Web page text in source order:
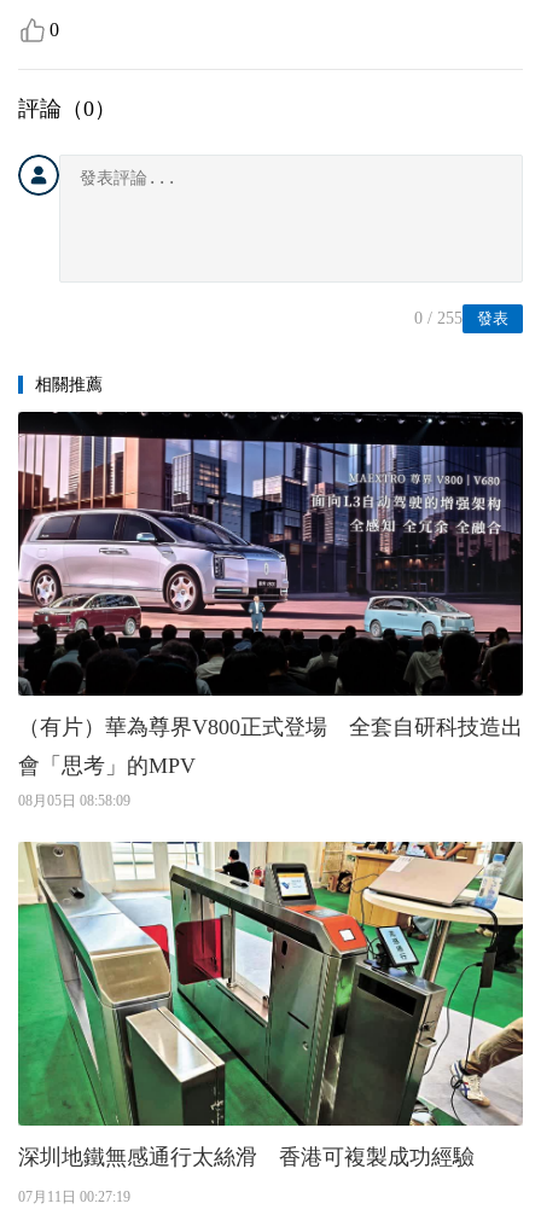
0
評論（0）
發表
0 / 255
相關推薦
（有片）華為尊界V800正式登場 全套自研科技造出
會「思考」的MPV
08月05日 08:58:09
深圳地鐵無感通行太絲滑 香港可複製成功經驗
07月11日 00:27:19